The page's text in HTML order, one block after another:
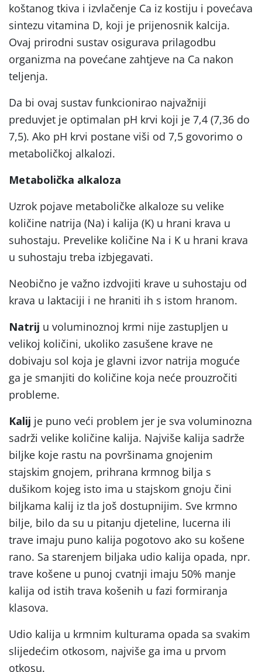
koštanog tkiva i izvlačenje Ca iz kostiju i povećava
sintezu vitamina D, koji je prijenosnik kalcija.
Ovaj prirodni sustav osigurava prilagodbu
organizma na povećane zahtjeve na Ca nakon
teljenja.
Da bi ovaj sustav funkcionirao najvažniji
preduvjet je optimalan pH krvi koji je 7,4 (7,36 do
7,5). Ako pH krvi postane viši od 7,5 govorimo o
metaboličkoj alkalozi.
Metabolička alkaloza
Uzrok pojave metaboličke alkaloze su velike
količine natrija (Na) i kalija (K) u hrani krava u
suhostaju. Prevelike količine Na i K u hrani krava
u suhostaju treba izbjegavati.
Neobično je važno izdvojiti krave u suhostaju od
krava u laktaciji i ne hraniti ih s istom hranom.
Natrij u voluminoznoj krmi nije zastupljen u
velikoj količini, ukoliko zasušene krave ne
dobivaju sol koja je glavni izvor natrija moguće
ga je smanjiti do količine koja neće prouzročiti
probleme.
Kalij je puno veći problem jer je sva voluminozna
sadrži velike količine kalija. Najviše kalija sadrže
biljke koje rastu na površinama gnojenim
stajskim gnojem, prihrana krmnog bilja s
dušikom kojeg isto ima u stajskom gnoju čini
biljkama kalij iz tla još dostupnijim. Sve krmno
bilje, bilo da su u pitanju djeteline, lucerna ili
trave imaju puno kalija pogotovo ako su košene
rano. Sa starenjem biljaka udio kalija opada, npr.
trave košene u punoj cvatnji imaju 50% manje
kalija od istih trava košenih u fazi formiranja
klasova.
Udio kalija u krmnim kulturama opada sa svakim
slijedećim otkosom, najviše ga ima u prvom
otkosu.